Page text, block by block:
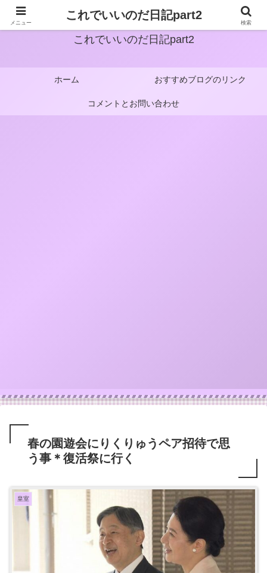
これでいいのだ日記part2
ホーム おすすめブログのリンク
コメントとお問い合わせ
春の園遊会にりくりゅうペア招待で思
う事＊復活祭に行く
皇室
メニュー
これでいいのだ日記part2
検索